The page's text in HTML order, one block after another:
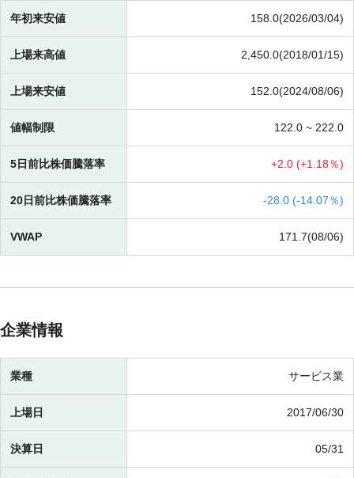
年初来安値 158.0(2026/03/04)
上場来高値 2,450.0(2018/01/15)
上場来安値 152.0(2024/08/06)
値幅制限 122.0 ~ 222.0
5日前比株価騰落率 +2.0 (+1.18％)
20日前比株価騰落率 -28.0 (-14.07％)
VWAP 171.7(08/06)
企業情報
業種 サービス業
上場日 2017/06/30
決算日 05/31